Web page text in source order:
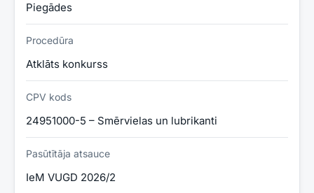
Piegādes
Procedūra
Atklāts konkurss
CPV kods
24951000-5 – Smērvielas un lubrikanti
Pasūtītāja atsauce
IeM VUGD 2026/2